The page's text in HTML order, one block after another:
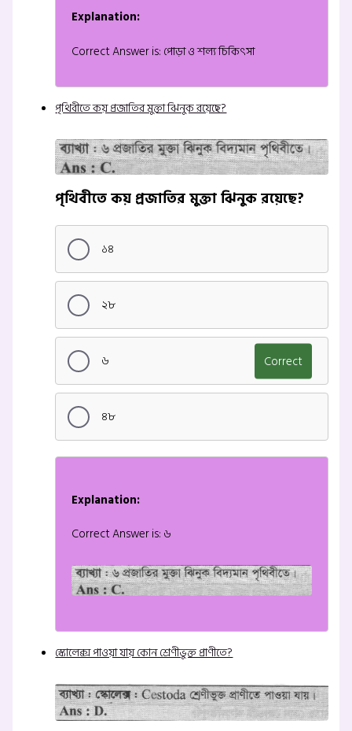
Explanation:
Correct Answer is: পোড়া ও শল্য চিকিৎসা
পৃথিবীতে কয় প্রজাতির মুক্তা ঝিনুক রয়েছে?
পৃথিবীতে কয় প্রজাতির মুক্তা ঝিনুক রয়েছে?
১৪
২৮
৬ Correct
৪৮
Explanation:
Correct Answer is: ৬
স্কোলেক্স পাওয়া যায় কোন শ্রেণীভুক্ত প্রাণীতে?